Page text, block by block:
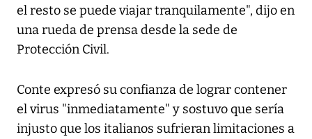
el resto se puede viajar tranquilamente", dijo en
una rueda de prensa desde la sede de
Protección Civil.
Conte expresó su confianza de lograr contener
el virus "inmediatamente" y sostuvo que sería
injusto que los italianos sufrieran limitaciones a